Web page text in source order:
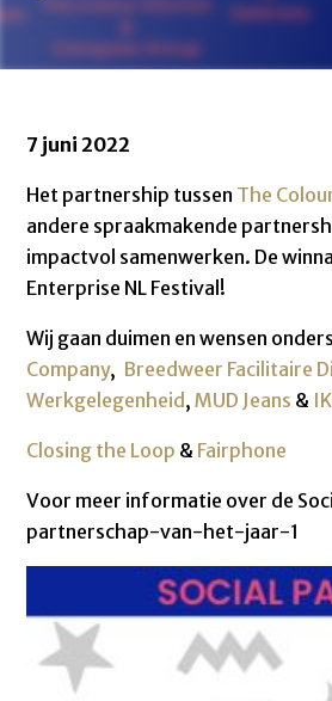
7 juni 2022
Het partnership tussen The
andere spraakmakende
impactvol samenwerken. De
Enterprise NL Festival!
Wij gaan duimen en wensen
Company, Breedweer Facilitaire
Werkgelegenheid,MUD Jeans &
Closing the Loop & Fairphone
Voor meer informatie over de
partnerschap-van-het-jaar-1